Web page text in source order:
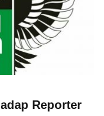
Reporter